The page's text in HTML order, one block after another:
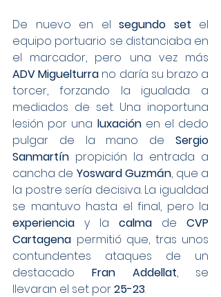
De nuevo en el segundo set el
equipo portuario se distanciaba en
ADV Miguelturra no daría su brazo a
torcer, forzando la igualada a
mediados de set. Una inoportuna
lesión por una luxación en el dedo
pulgar de la mano de Sergio
Sanmartín propición la entrada a
cancha de Yosward Guzmán, que a
la postre sería decisiva. La igualdad
experiencia y la calma de CVP
Cartagena permitió que, tras unos
contundentes ataques de un
destacado Fran Addellat, se
llevaran el set por 25-23.